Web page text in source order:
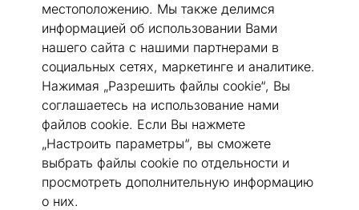
местоположению. Мы также делимся
информацией об использовании Вами
нашего сайта с нашими партнерами в
социальных сетях, маркетинге и аналитике.
Нажимая „Разрешить файлы cookie“, Вы
соглашаетесь на использование нами
файлов cookie. Если Вы нажмете
„Настроить параметры“, вы сможете
выбрать файлы cookie по отдельности и
просмотреть дополнительную информацию
о них.
Перейти к слайду 1
Перейти к слайду 2
Перейти к слайду 3
Перейти к слайду 4
Перейти к слайду 5
Перейти к слайду 6
Посмотреть похожие